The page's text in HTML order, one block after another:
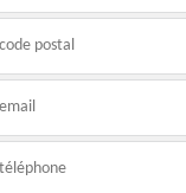
Abattage d'arbres 56